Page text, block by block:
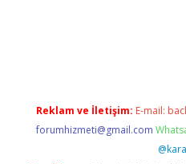
Reklam ve İletişim: E-mail:
forumhizmeti@gmail.com